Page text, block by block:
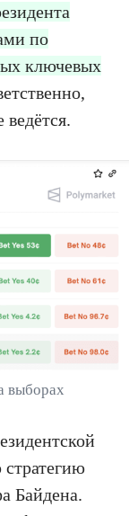
по
ключевых
выборах
Байдена.